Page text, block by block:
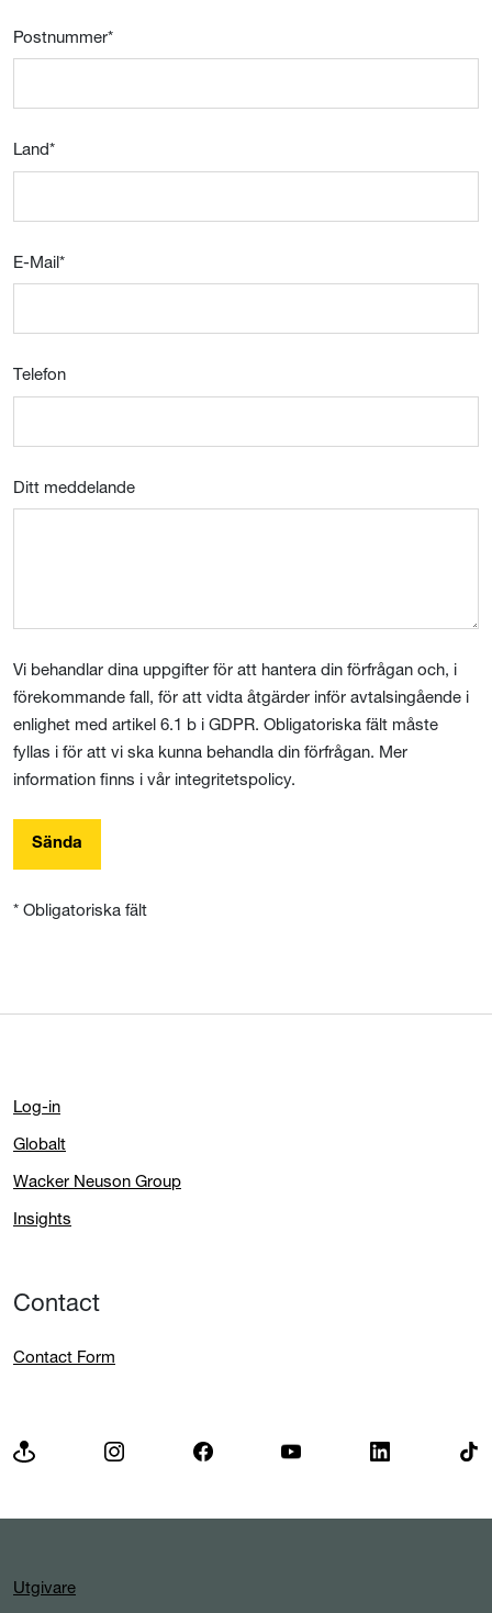
Postnummer*
Land*
E-Mail*
Telefon
Ditt meddelande
Vi behandlar dina uppgifter för att hantera din förfrågan och, i
förekommande fall, för att vidta åtgärder inför avtalsingående i
enlighet med artikel 6.1 b i GDPR. Obligatoriska fält måste
fyllas i för att vi ska kunna behandla din förfrågan. Mer
information finns i vår integritetspolicy.
Sända
* Obligatoriska fält
Log-in
Globalt
Wacker Neuson Group
Insights
Contact
Contact Form
Utgivare